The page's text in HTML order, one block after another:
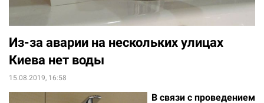
Из-за аварии на нескольких улицах
Киева нет воды
15.08.2019, 16:58
В связи с проведением